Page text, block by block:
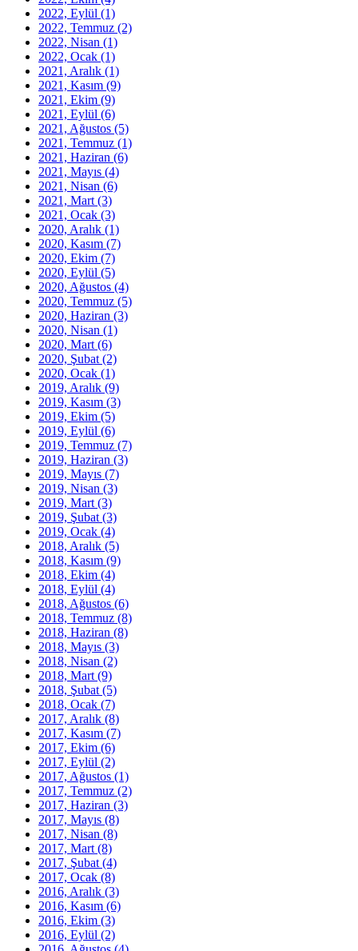
2022, Eylül (1)
2022, Temmuz (2)
2022, Nisan (1)
2022, Ocak (1)
2021, Aralık (1)
2021, Kasım (9)
2021, Ekim (9)
2021, Eylül (6)
2021, Ağustos (5)
2021, Temmuz (1)
2021, Haziran (6)
2021, Mayıs (4)
2021, Nisan (6)
2021, Mart (3)
2021, Ocak (3)
2020, Aralık (1)
2020, Kasım (7)
2020, Ekim (7)
2020, Eylül (5)
2020, Ağustos (4)
2020, Temmuz (5)
2020, Haziran (3)
2020, Nisan (1)
2020, Mart (6)
2020, Şubat (2)
2020, Ocak (1)
2019, Aralık (9)
2019, Kasım (3)
2019, Ekim (5)
2019, Eylül (6)
2019, Temmuz (7)
2019, Haziran (3)
2019, Mayıs (7)
2019, Nisan (3)
2019, Mart (3)
2019, Şubat (3)
2019, Ocak (4)
2018, Aralık (5)
2018, Kasım (9)
2018, Ekim (4)
2018, Eylül (4)
2018, Ağustos (6)
2018, Temmuz (8)
2018, Haziran (8)
2018, Mayıs (3)
2018, Nisan (2)
2018, Mart (9)
2018, Şubat (5)
2018, Ocak (7)
2017, Aralık (8)
2017, Kasım (7)
2017, Ekim (6)
2017, Eylül (2)
2017, Ağustos (1)
2017, Temmuz (2)
2017, Haziran (3)
2017, Mayıs (8)
2017, Nisan (8)
2017, Mart (8)
2017, Şubat (4)
2017, Ocak (8)
2016, Aralık (3)
2016, Kasım (6)
2016, Ekim (3)
2016, Eylül (2)